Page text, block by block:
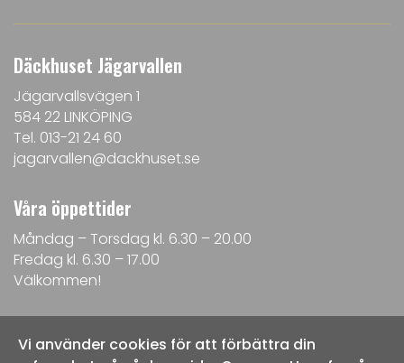
Däckhuset Jägarvallen
Jägarvallsvägen 1
584 22 LINKÖPING
Tel. 013-21 24 60
jagarvallen@dackhuset.se
Våra öppettider
Måndag – Torsdag kl. 6.30 – 20.00
Fredag kl. 6.30 – 17.00
Välkommen!
Vi använder cookies för att förbättra din